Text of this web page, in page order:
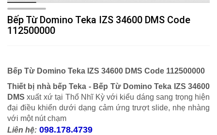
Bếp Từ Domino Teka IZS 34600 DMS Code
112500000
Bếp Từ Domino Teka IZS 34600 DMS Code 112500000
Thiết bị nhà bếp Teka -Bếp Từ Domino Teka IZS 34600
DMS xuất xứ tại Thổ Nhĩ Kỳ với kiểu dáng sang trọng hiện
đại điều khiển dưới dạng cảm ứng trượt slide, nhẹ nhàng
với một nút chạm
Liên hệ: 098.178.4739